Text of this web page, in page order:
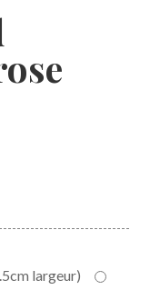
largeur)